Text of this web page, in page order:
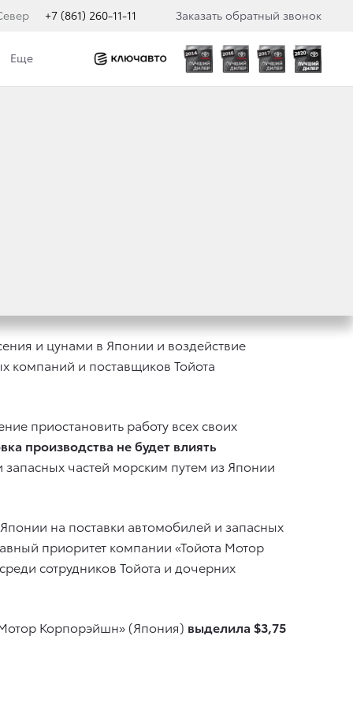
+7 (861) 260-11-11 Заказать обратный звонок
Еще
и цунами в Японии и воздействие
компаний и поставщиков Тойота
приостановить работу всех своих
производства не будет влиять
запасных частей морским путем из Японии
на поставки автомобилей и запасных
приоритет компании «Тойота Мотор
сотрудников Тойота и дочерних
Корпорэйшн» (Япония) выделила $3,75